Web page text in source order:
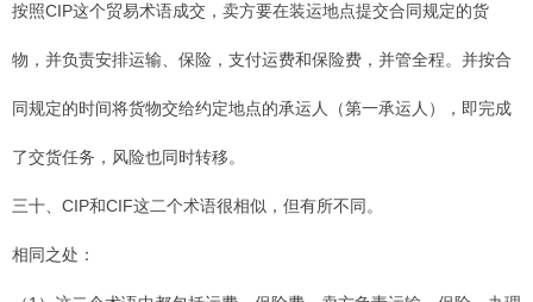
按照CIP这个贸易术语成交，卖方要在装运地点提交合同规定的货
物，并负责安排运输、保险，支付运费和保险费，并管全程。并按合
同规定的时间将货物交给约定地点的承运人（第一承运人），即完成
了交货任务，风险也同时转移。
三十、CIP和CIF这二个术语很相似，但有所不同。
相同之处：